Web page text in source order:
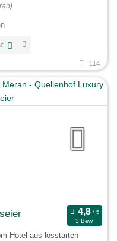
114
3 Bew.
Hotel aus losstarten